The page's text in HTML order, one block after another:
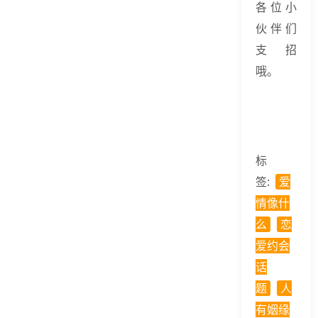
各位小
伙伴们
支招
哦。
标
签:
爱
情像什
么
恋
爱约会
话
题
人
有姻缘